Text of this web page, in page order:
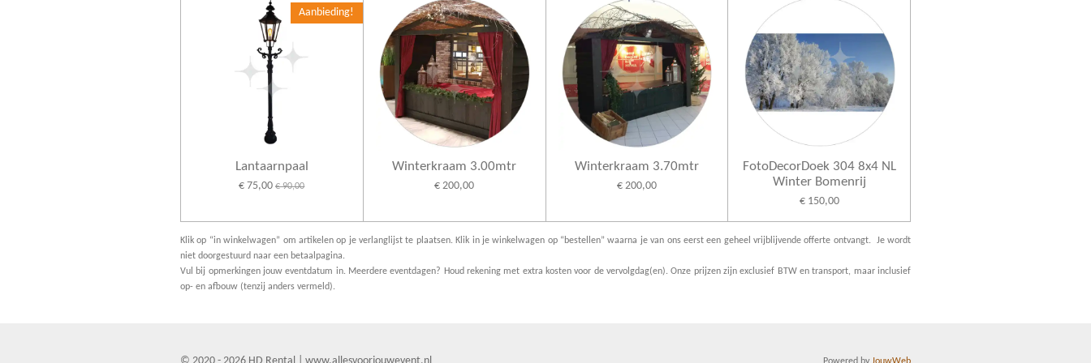
Aanbieding!
Lantaarnpaal
€ 75,00 € 90,00
Winterkraam 3.00mtr
€ 200,00
Winterkraam 3.70mtr
€ 200,00
FotoDecorDoek 304 8x4 NL
Winter Bomenrij
€ 150,00
Klik op “in winkelwagen” om artikelen op je verlanglijst te plaatsen. Klik in je winkelwagen op “bestellen” waarna je van ons eerst een geheel vrijblijvende offerte ontvangt. Je wordt
niet doorgestuurd naar een betaalpagina.
Vul bij opmerkingen jouw eventdatum in. Meerdere eventdagen? Houd rekening met extra kosten voor de vervolgdag(en). Onze prijzen zijn exclusief BTW en transport, maar inclusief
op- en afbouw (tenzij anders vermeld).